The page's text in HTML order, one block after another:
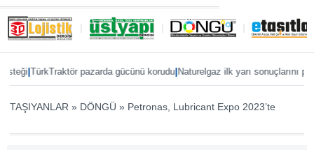
TürkTraktör pazarda gücünü korudu|Naturelgaz ilk yarı sonuçlarını paylaştı
TAŞIYANLAR » DÖNGÜ » Petronas, Lubricant Expo 2023’te